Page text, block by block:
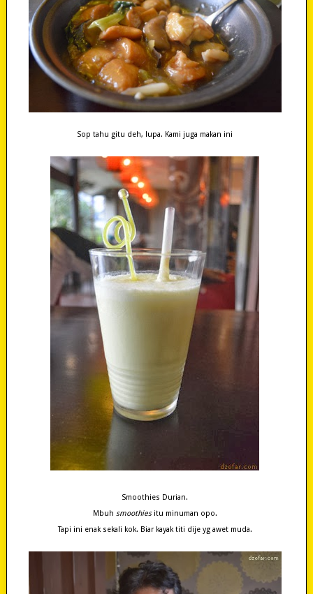
Sop tahu gitu deh, lupa. Kami juga makan ini
Smoothies Durian.
Mbuh smoothiesitu minuman opo.
Tapi ini enak sekali kok. Biar kayak titi dije yg awet muda.